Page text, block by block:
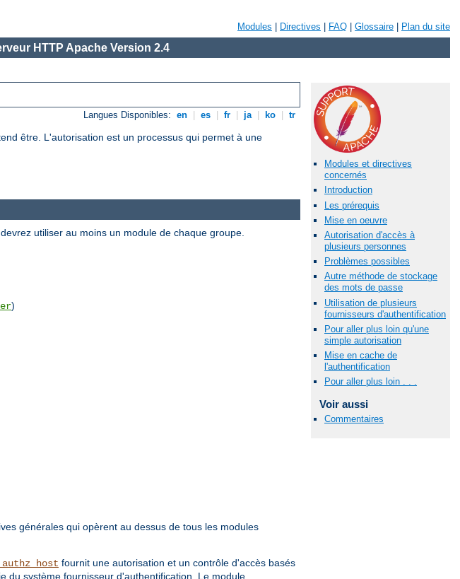
Modules Directives FAQ Glossaire Plan du site
HTTP Apache Version 2.4
Langues Disponibles: en es fr ja ko tr
être. L'autorisation est un processus qui permet à une
Modules et directives
concernés
Introduction
Les prérequis
Mise en oeuvre
Autorisation d'accès à
plusieurs personnes
Problèmes possibles
Autre méthode de stockage
des mots de passe
Utilisation de plusieurs
fournisseurs d'authentification
Pour aller plus loin qu'une
simple autorisation
Mise en cache de
l'authentification
Pour aller plus loin . . .
Voir aussi
Commentaires
utiliser au moins un module de chaque groupe.
)
générales qui opèrent au dessus de tous les modules
fournit une autorisation et un contrôle d'accès basés
du système fournisseur d'authentification. Le module